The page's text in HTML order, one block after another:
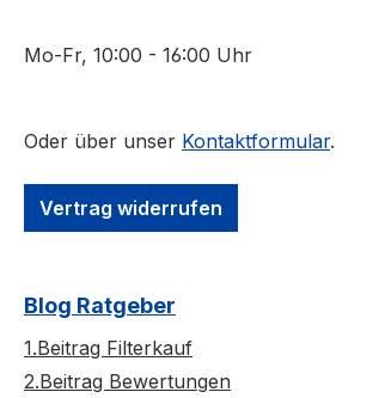
Mo-Fr, 10:00 - 16:00 Uhr
Oder über unser Kontaktformular.
Vertrag widerrufen
Blog Ratgeber
1.Beitrag Filterkauf
2.Beitrag Bewertungen